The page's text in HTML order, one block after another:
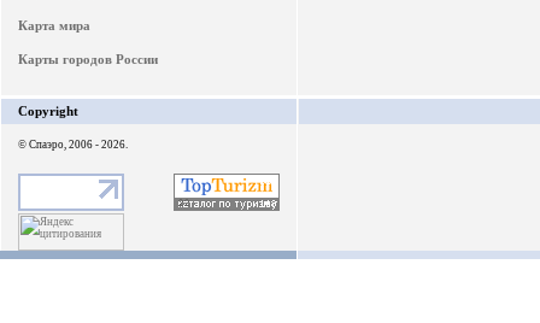
Карта мира
Карты городов России
Copyright
© Спаэро, 2006 - 2026.